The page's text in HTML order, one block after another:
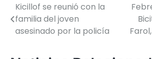
Navegación
de
Kicillof se reunió con la
familia del joven
asesinado por la policía